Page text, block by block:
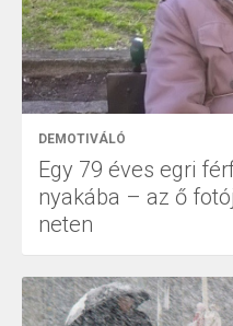
DEMOTIVÁLÓ
Egy 79 éves egri
nyakába – az ő
neten